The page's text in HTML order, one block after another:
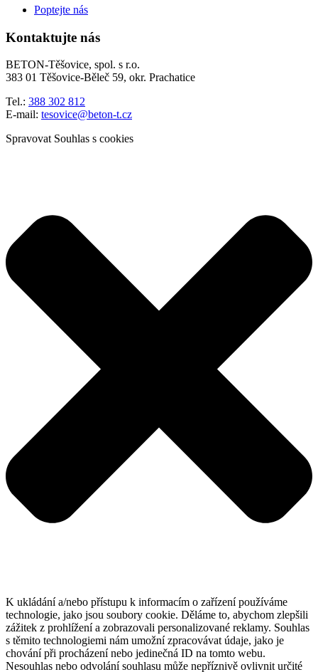
Poptejte nás
Kontaktujte nás
BETON-Těšovice, spol. s r.o.
383 01 Těšovice-Běleč 59, okr. Prachatice
Tel.: 388 302 812
E-mail: tesovice@beton-t.cz
Spravovat Souhlas s cookies
K ukládání a/nebo přístupu k informacím o zařízení používáme
technologie, jako jsou soubory cookie. Děláme to, abychom zlepšili
zážitek z prohlížení a zobrazovali personalizované reklamy. Souhlas
s těmito technologiemi nám umožní zpracovávat údaje, jako je
chování při procházení nebo jedinečná ID na tomto webu.
Nesouhlas nebo odvolání souhlasu může nepříznivě ovlivnit určité